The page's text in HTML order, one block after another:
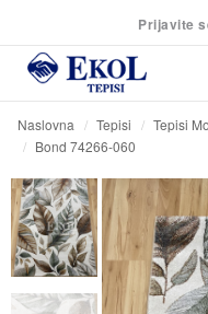
Prijavite
Naslovna Tepisi Tepisi
Bond 74266-060